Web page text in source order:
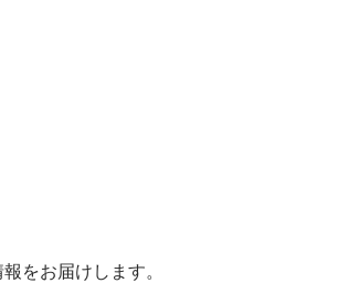
をお届けします。